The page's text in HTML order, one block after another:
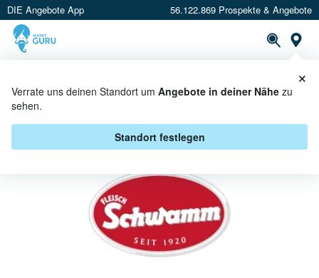
DIE Angebote App 56.122.869 Prospekte & Angebote
Verrate uns deinen Standort um Angebote in deiner Nähe zu
sehen.
Standort festlegen
×
FLEISCH SCHWAMM BEI REAL -
ANGEBOTE & AKTIONEN